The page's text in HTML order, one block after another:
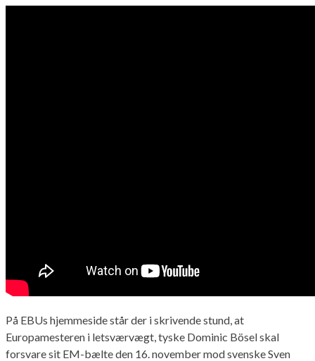
På EBUs hjemmeside står der i skrivende stund, at
Europamesteren i letsværvægt, tyske Dominic Bösel skal
forsvare sit EM-bælte den 16. november mod svenske Sven